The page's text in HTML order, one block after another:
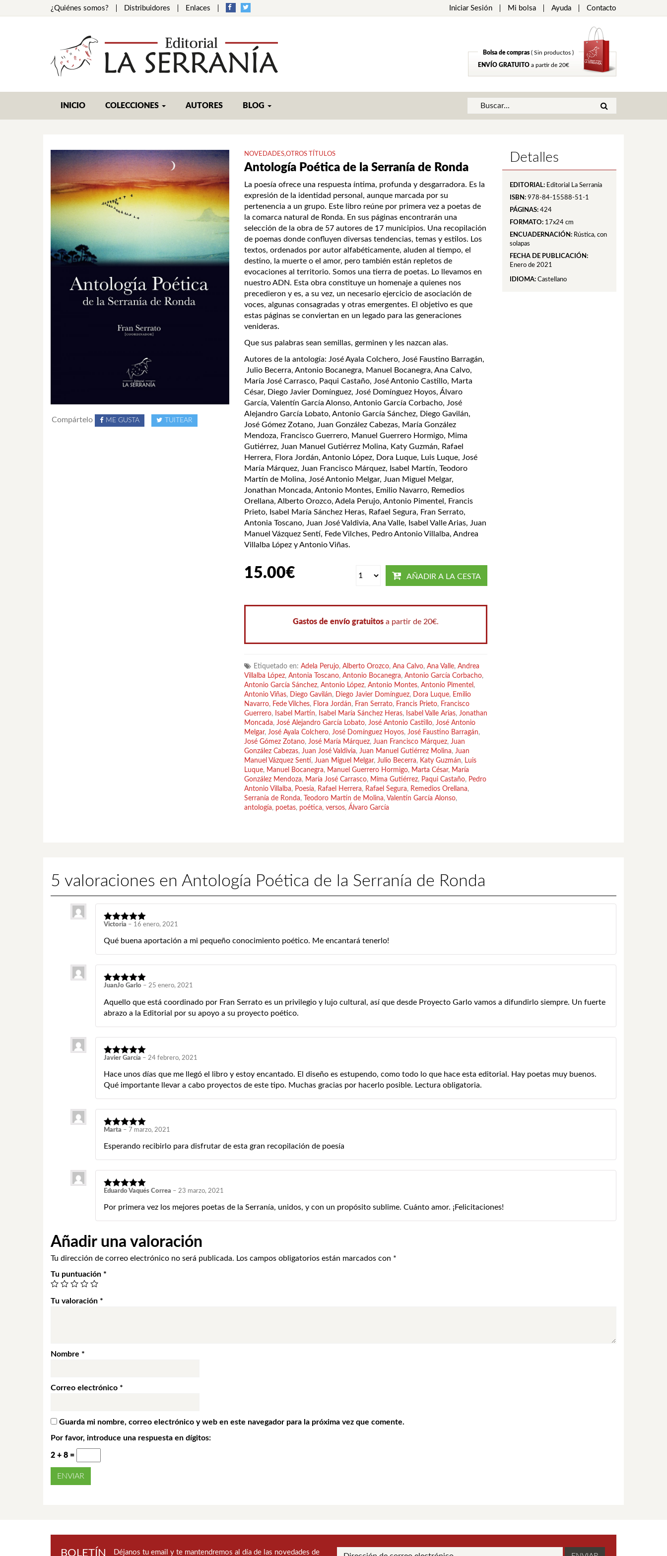
¿Quiénes somos? Distribuidores Enlaces Iniciar Sesión Mi bolsa Ayuda Contacto
Bolsa de compras ( Sin productos )
ENVÍO GRATUITO a partir de 20€
INICIO COLECCIONES AUTORES BLOG
Compártelo ME GUSTA TUITEAR
NOVEDADES,OTROS TÍTULOS
Antología Poética de la Serranía de Ronda
La poesía ofrece una respuesta íntima, profunda y desgarradora. Es la
expresión de la identidad personal, aunque marcada por su
pertenencia a un grupo. Este libro reúne por primera vez a poetas de
la comarca natural de Ronda. En sus páginas encontrarán una
selección de la obra de 57 autores de 17 municipios. Una recopilación
de poemas donde confluyen diversas tendencias, temas y estilos. Los
textos, ordenados por autor alfabéticamente, aluden al tiempo, el
destino, la muerte o el amor, pero también están repletos de
evocaciones al territorio. Somos una tierra de poetas. Lo llevamos en
nuestro ADN. Esta obra constituye un homenaje a quienes nos
precedieron y es, a su vez, un necesario ejercicio de asociación de
voces, algunas consagradas y otras emergentes. El objetivo es que
estas páginas se conviertan en un legado para las generaciones
venideras.
Que sus palabras sean semillas, germinen y les nazcan alas.
Autores de la antología: José Ayala Colchero, José Faustino Barragán,
Julio Becerra, Antonio Bocanegra, Manuel Bocanegra, Ana Calvo,
María José Carrasco, Paqui Castaño, José Antonio Castillo, Marta
César, Diego Javier Domínguez, José Domínguez Hoyos, Álvaro
García, Valentín García Alonso, Antonio García Corbacho, José
Alejandro García Lobato, Antonio García Sánchez, Diego Gavilán,
José Gómez Zotano, Juan González Cabezas, María González
Mendoza, Francisco Guerrero, Manuel Guerrero Hormigo, Mima
Gutiérrez, Juan Manuel Gutiérrez Molina, Katy Guzmán, Rafael
Herrera, Flora Jordán, Antonio López, Dora Luque, Luis Luque, José
María Márquez, Juan Francisco Márquez, Isabel Martín, Teodoro
Martín de Molina, José Antonio Melgar, Juan Miguel Melgar,
Jonathan Moncada, Antonio Montes, Emilio Navarro, Remedios
Orellana, Alberto Orozco, Adela Perujo, Antonio Pimentel, Francis
Prieto, Isabel María Sánchez Heras, Rafael Segura, Fran Serrato,
Antonia Toscano, Juan José Valdivia, Ana Valle, Isabel Valle Arias, Juan
Manuel Vázquez Sentí, Fede Vilches, Pedro Antonio Villalba, Andrea
Villalba López y Antonio Viñas.
15.00€ AÑADIR A LA CESTA
Gastos de envío gratuitosa partir de 20€.
Etiquetado en: Adela Perujo, Alberto Orozco, Ana Calvo, Ana Valle, Andrea
Villalba López, Antonia Toscano, Antonio Bocanegra, Antonio García Corbacho,
Antonio García Sánchez, Antonio López, Antonio Montes, Antonio Pimentel ,
Antonio Viñas, Diego Gavilán, Diego Javier Domínguez, Dora Luque, Emilio
Navarro, Fede Vilches, Flora Jordán, Fran Serrato, Francis Prieto, Francisco
Guerrero, Isabel Martín, Isabel María Sánchez Heras, Isabel Valle Arias, Jonathan
Moncada, José Alejandro García Lobato, José Antonio Castillo, José Antonio
Melgar, José Ayala Colchero, José Domínguez Hoyos, José Faustino Barragán,
José Gómez Zotano, José María Márquez, Juan Francisco Márquez, Juan
González Cabezas, Juan José Valdivia, Juan Manuel Gutiérrez Molina, Juan
Manuel Vázquez Sentí, Juan Miguel Melgar, Julio Becerra, Katy Guzmán, Luis
Luque, Manuel Bocanegra, Manuel Guerrero Hormigo, Marta César, María
González Mendoza, María José Carrasco, Mima Gutiérrez, Paqui Castaño, Pedro
Antonio Villalba, Poesía, Rafael Herrera, Rafael Segura, Remedios Orellana,
Serranía de Ronda, Teodoro Martín de Molina, Valentín García Alonso,
antología, poetas, poética, versos, Álvaro García
Detalles
EDITORIAL: Editorial La Serranía
ISBN: 978-84-15588-51-1
PÁGINAS: 424
FORMATO: 17x24 cm
ENCUADERNACIÓN: Rústica, con
solapas
FECHA DE PUBLICACIÓN:
Enero de 2021
IDIOMA: Castellano
5 valoraciones en Antología Poética de la Serranía de Ronda
Victoria – 16 enero, 2021
Qué buena aportación a mi pequeño conocimiento poético. Me encantará tenerlo!
JuanJo Garlo – 25 enero, 2021
Aquello que está coordinado por Fran Serrato es un privilegio y lujo cultural, así que desde Proyecto Garlo vamos a difundirlo siempre. Un fuerte
abrazo a la Editorial por su apoyo a su proyecto poético.
Javier García – 24 febrero, 2021
Hace unos días que me llegó el libro y estoy encantado. El diseño es estupendo, como todo lo que hace esta editorial. Hay poetas muy buenos.
Qué importante llevar a cabo proyectos de este tipo. Muchas gracias por hacerlo posible. Lectura obligatoria.
Marta – 7 marzo, 2021
Esperando recibirlo para disfrutar de esta gran recopilación de poesía
Eduardo Vaqués Correa – 23 marzo, 2021
Por primera vez los mejores poetas de la Serranía, unidos, y con un propósito sublime. Cuánto amor. ¡Felicitaciones!
Añadir una valoración
Tu dirección de correo electrónico no será publicada. Los campos obligatorios están marcados con *
Tu puntuación *
Tu valoración *
Nombre *
Correo electrónico *
Guarda mi nombre, correo electrónico y web en este navegador para la próxima vez que comente.
Por favor, introduce una respuesta en dígitos:
2 + 8 =
BOLETÍN
Déjanos tu email y te mantendremos al día de las novedades de